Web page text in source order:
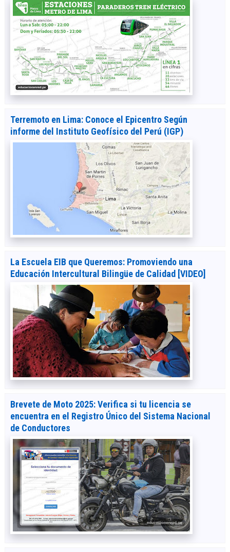
Terremoto en Lima: Conoce el Epicentro Según
informe del Instituto Geofísico del Perú (IGP)
La Escuela EIB que Queremos: Promoviendo una
Educación Intercultural Bilingüe de Calidad [VIDEO]
Brevete de Moto 2025: Verifica si tu licencia se
encuentra en el Registro Único del Sistema Nacional
de Conductores